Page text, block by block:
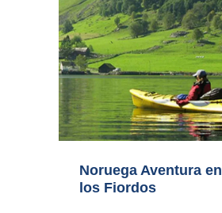
Noruega Aventura en
los Fiordos